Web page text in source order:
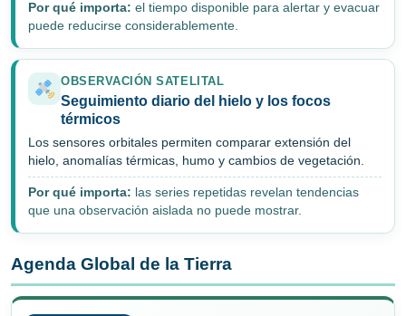
Por qué importa: el tiempo disponible para alertar y evacuar
puede reducirse considerablemente.
OBSERVACIÓN SATELITAL
Seguimiento diario del hielo y los focos
térmicos
Los sensores orbitales permiten comparar extensión del
hielo, anomalías térmicas, humo y cambios de vegetación.
Por qué importa: las series repetidas revelan tendencias
que una observación aislada no puede mostrar.
Agenda Global de la Tierra